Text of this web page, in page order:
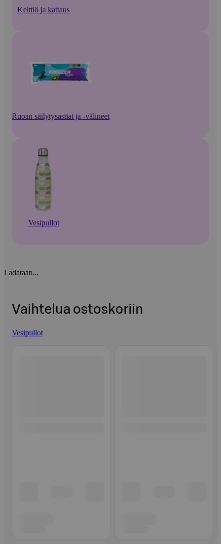
Keittiö ja kattaus
Ruoan säilytysastiat ja -välineet
Vesipullot
Ladataan...
Vaihtelua ostoskoriin
Vesipullot